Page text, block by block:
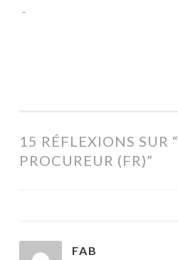
15 RÉFLEXIONS SUR “
PROCUREUR (FR)”
DES
FAB